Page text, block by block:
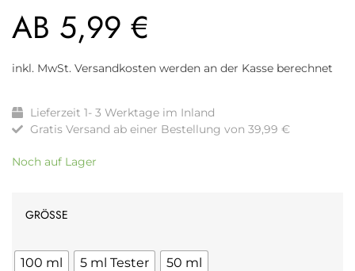
AB 5,99 €
inkl. MwSt. Versandkosten werden an der Kasse berechnet
Lieferzeit 1- 3 Werktage im Inland
Gratis Versand ab einer Bestellung von 39,99 €
Noch auf Lager
GRÖSSE
100 ml 5 ml Tester 50 ml